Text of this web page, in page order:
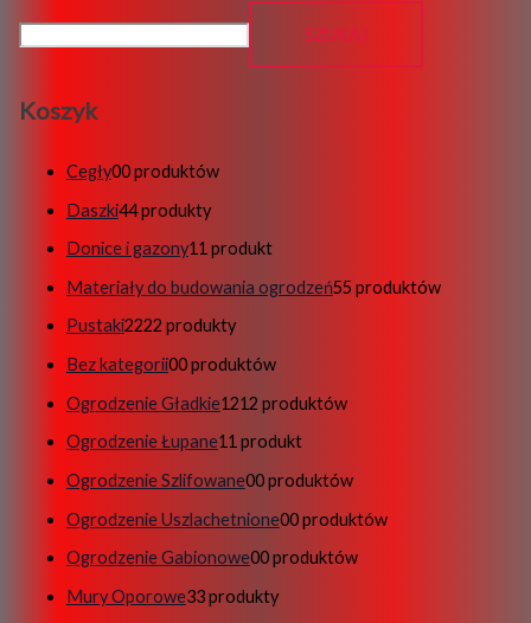
SZUKAJ
Koszyk
Cegły00 produktów
Daszki44 produkty
Donice i gazony1 1 produkt
Materiały do budowania ogrodzeń55 produktów
Pustaki2222 produkty
Bez kategorii00 produktów
Ogrodzenie Gładkie1212 produktów
Ogrodzenie Łupane1 1 produkt
Ogrodzenie Szlifowane00 produktów
Ogrodzenie Uszlachetnione00 produktów
Ogrodzenie Gabionowe00 produktów
Mury Oporowe33 produkty